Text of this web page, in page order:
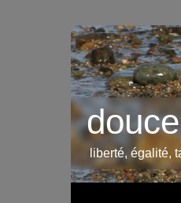
liberté, égalité,